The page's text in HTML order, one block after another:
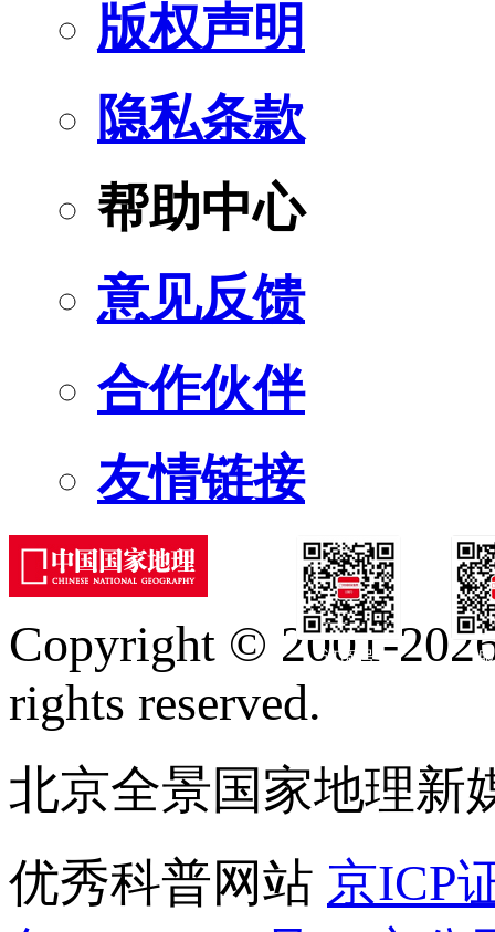
版权声明
隐私条款
帮助中心
意见反馈
合作伙伴
友情链接
订阅号
Copyright © 2001-
rights reserved.
北京全景国家地理新
优秀科普网站 京ICP